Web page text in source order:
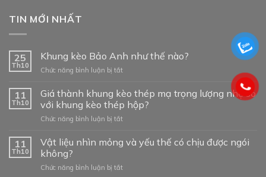
TIN MỚI NHẤT
25
Th10
Khung kèo Bảo Anh như thế nào?
Chức năng bình luận bị tắtở
kèo
Bảo
Anh
như
nào?
11
Th10
Giá thành khung kèo thép mạ trọng lượng nhẹ so
với khung kèo thép hộp?
Chức năng bình luận bị tắtở
thành
khung
thép
11
Th10
Vật liệu nhìn mỏng và yếu thế có chịu được ngói
không?
Chức năng bình luận bị tắtở